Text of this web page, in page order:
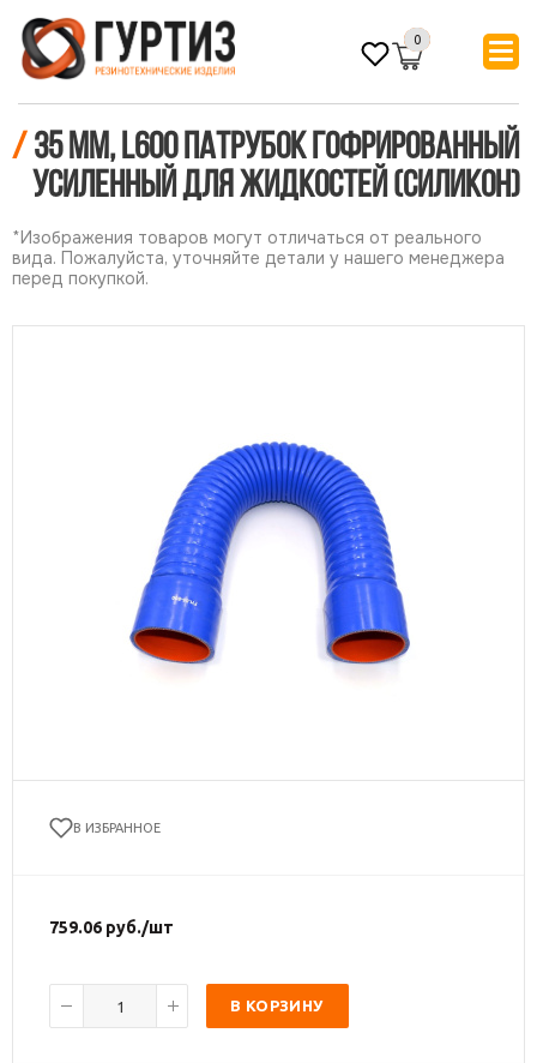
0
/ 35 мм, L600 Патрубок гофрированный
усиленный для жидкостей (силикон)
*Изображения товаров могут отличаться от реального
вида. Пожалуйста, уточняйте детали у нашего менеджера
перед покупкой.
В ИЗБРАННОЕ
759.06 руб./шт
В КОРЗИНУ